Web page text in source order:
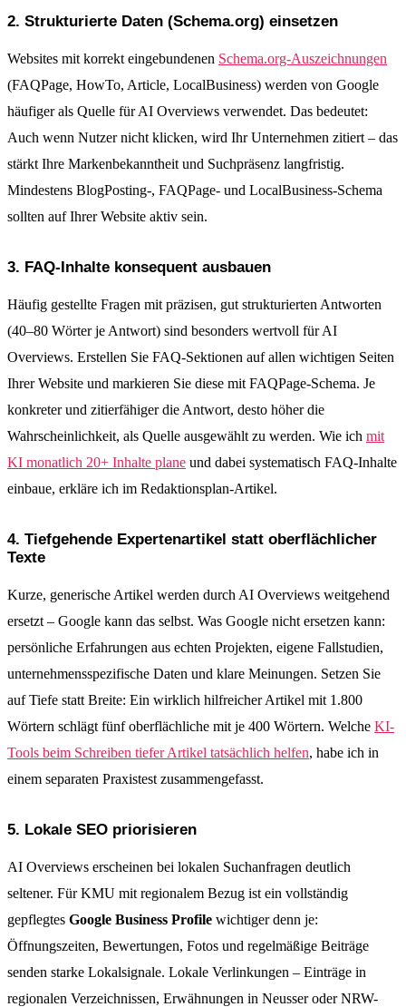
2. Strukturierte Daten (Schema.org) einsetzen
Websites mit korrekt eingebundenen Schema.org-Auszeichnungen
(FAQPage, HowTo, Article, LocalBusiness) werden von Google
häufiger als Quelle für AI Overviews verwendet. Das bedeutet:
Auch wenn Nutzer nicht klicken, wird Ihr Unternehmen zitiert – das
stärkt Ihre Markenbekanntheit und Suchpräsenz langfristig.
Mindestens BlogPosting-, FAQPage- und LocalBusiness-Schema
sollten auf Ihrer Website aktiv sein.
3. FAQ-Inhalte konsequent ausbauen
Häufig gestellte Fragen mit präzisen, gut strukturierten Antworten
(40–80 Wörter je Antwort) sind besonders wertvoll für AI
Overviews. Erstellen Sie FAQ-Sektionen auf allen wichtigen Seiten
Ihrer Website und markieren Sie diese mit FAQPage-Schema. Je
konkreter und zitierfähiger die Antwort, desto höher die
Wahrscheinlichkeit, als Quelle ausgewählt zu werden. Wie ich mit
KI monatlich 20+ Inhalte plane und dabei systematisch FAQ-Inhalte
einbaue, erkläre ich im Redaktionsplan-Artikel.
4. Tiefgehende Expertenartikel statt oberflächlicher
Texte
Kurze, generische Artikel werden durch AI Overviews weitgehend
ersetzt – Google kann das selbst. Was Google nicht ersetzen kann:
persönliche Erfahrungen aus echten Projekten, eigene Fallstudien,
unternehmensspezifische Daten und klare Meinungen. Setzen Sie
auf Tiefe statt Breite: Ein wirklich hilfreicher Artikel mit 1.800
Wörtern schlägt fünf oberflächliche mit je 400 Wörtern. Welche KI-
Tools beim Schreiben tiefer Artikel tatsächlich helfen, habe ich in
einem separaten Praxistest zusammengefasst.
5. Lokale SEO priorisieren
AI Overviews erscheinen bei lokalen Suchanfragen deutlich
seltener. Für KMU mit regionalem Bezug ist ein vollständig
gepflegtes Google Business Profile wichtiger denn je:
Öffnungszeiten, Bewertungen, Fotos und regelmäßige Beiträge
senden starke Lokalsignale. Lokale Verlinkungen – Einträge in
regionalen Verzeichnissen, Erwähnungen in Neusser oder NRW-